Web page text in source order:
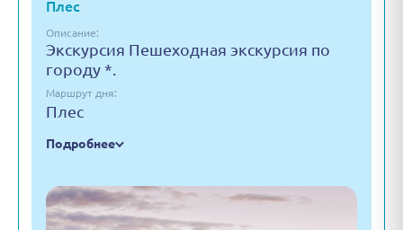
Плес
Описание:
Экскурсия Пешеходная экскурсия по
городу *.
Маршрут дня:
Плес
Подробнее